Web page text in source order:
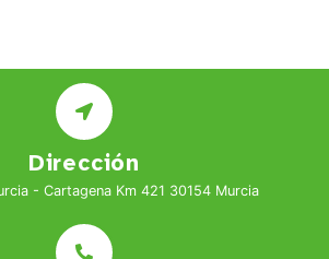
Dirección
- Cartagena Km 421 30154 Murcia